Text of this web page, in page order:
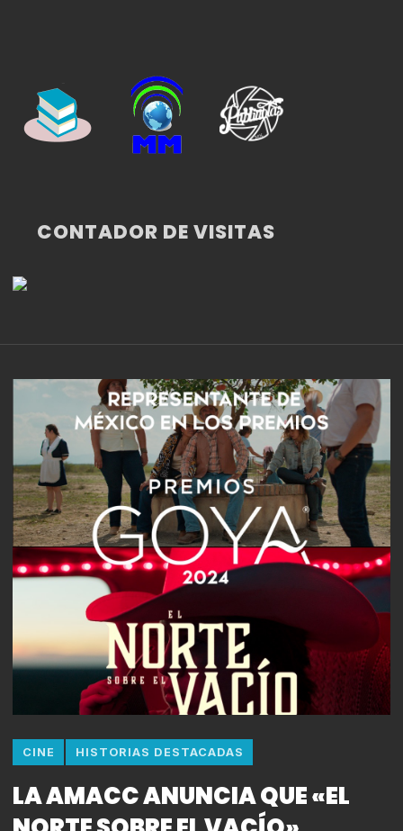
CONTADOR DE VISITAS
CINE HISTORIAS DESTACADAS
LA AMACC ANUNCIA QUE «EL